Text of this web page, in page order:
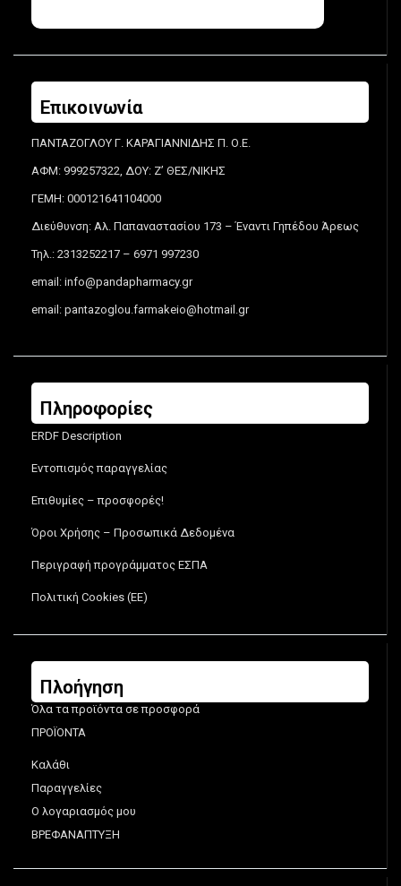
Επικοινωνία
ΠΑΝΤΑΖΟΓΛΟΥ Γ. ΚΑΡΑΓΙΑΝΝΙΔΗΣ Π. Ο.Ε.
ΑΦΜ: 999257322, ΔΟΥ: Ζ’ ΘΕΣ/ΝΙΚΗΣ
ΓΕΜΗ: 000121641104000
Διεύθυνση: Αλ. Παπαναστασίου 173 – Έναντι Γηπέδου Άρεως
Τηλ.: 2313252217 – 6971 997230
email: info@pandapharmacy.gr
email: pantazoglou.farmakeio@hotmail.gr
Πληροφορίες
ERDF Description
Εντοπισμός παραγγελίας
Επιθυμίες – προσφορές!
Όροι Χρήσης – Προσωπικά Δεδομένα
Περιγραφή προγράμματος ΕΣΠΑ
Πολιτική Cookies (ΕΕ)
Πλοήγηση
Όλα τα προϊόντα σε προσφορά
ΠΡΟΪΟΝΤΑ
Καλάθι
Παραγγελίες
Ο λογαριασμός μου
ΒΡΕΦΑΝΑΠΤΥΞΗ